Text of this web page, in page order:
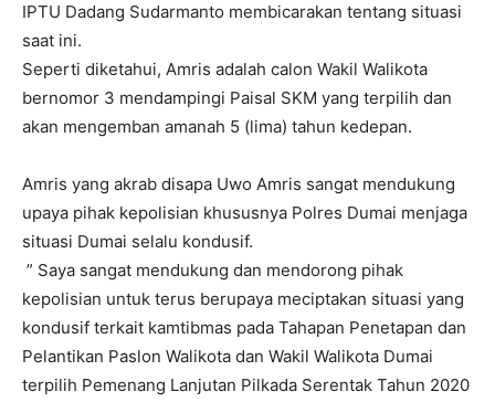
IPTU Dadang Sudarmanto membicarakan tentang situasi
saat ini.
Seperti diketahui, Amris adalah calon Wakil Walikota
bernomor 3 mendampingi Paisal SKM yang terpilih dan
akan mengemban amanah 5 (lima) tahun kedepan.
Amris yang akrab disapa Uwo Amris sangat mendukung
upaya pihak kepolisian khususnya Polres Dumai menjaga
situasi Dumai selalu kondusif.
” Saya sangat mendukung dan mendorong pihak
kepolisian untuk terus berupaya meciptakan situasi yang
kondusif terkait kamtibmas pada Tahapan Penetapan dan
Pelantikan Paslon Walikota dan Wakil Walikota Dumai
terpilih Pemenang Lanjutan Pilkada Serentak Tahun 2020